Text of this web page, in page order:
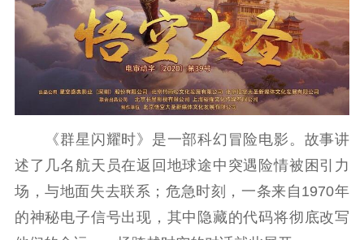
《群星闪耀时》是一部科幻冒险电影。故事讲
述了几名航天员在返回地球途中突遇险情被困引力
场，与地面失去联系；危急时刻，一条来自1970年
的神秘电子信号出现，其中隐藏的代码将彻底改写